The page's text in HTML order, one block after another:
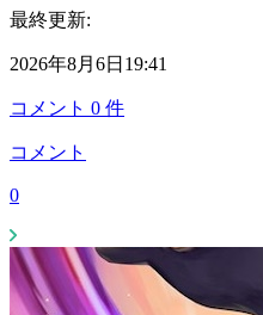
最終更新:
2026年8月6日19:41
コメント 0 件
コメント
0